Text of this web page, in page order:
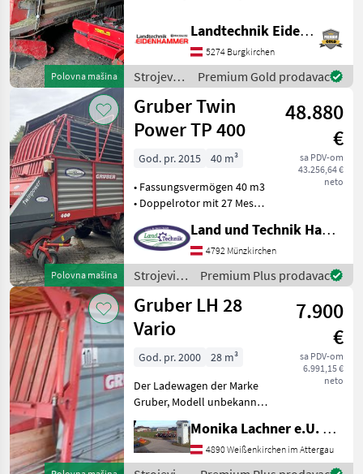
Polovna mašina
Hidraulični sakupljač -
Kardansko vratilo Nalazi se
u 5621 St. Veit im Pongau
Privat
Landtechnik Eidenhammer GmbH
5274 Burgkirchen
Strojevi i
oprema
za travu i
baliranje
/ Gruber
Premium Gold prodavac
Polovna mašina
Gruber Twin
Power TP 400
48.880
€
sa PDV-om
43.256,64 €
neto
God. pr. 2015
40 m³
• Fassungsvermögen 40 m3
• Doppelrotor mit 27 Messer
Pendel Pickup 5 reihig mit
180 cm • Tasträder
luftbereift •
Rollenniederhalter •
Land und Technik HandelsgesmbH
4792 Münzkirchen
Strojevi i
oprema
za travu i
baliranje /
Gruber
Premium Plus prodavac
Gruber LH 28
Vario
7.900
€
sa PDV-om
6.991,15 €
neto
God. pr. 2000
28 m³
Der Ladewagen der Marke
Gruber, Modell unbekannt,
wurde im Jahr 2000
hergestellt und ist mit
einem Ladevolumen von 28
Litern ausgestattet. Dieses
Monika Lachner e.U. Maschinenhandel
4890 Weißenkirchen im Attergau